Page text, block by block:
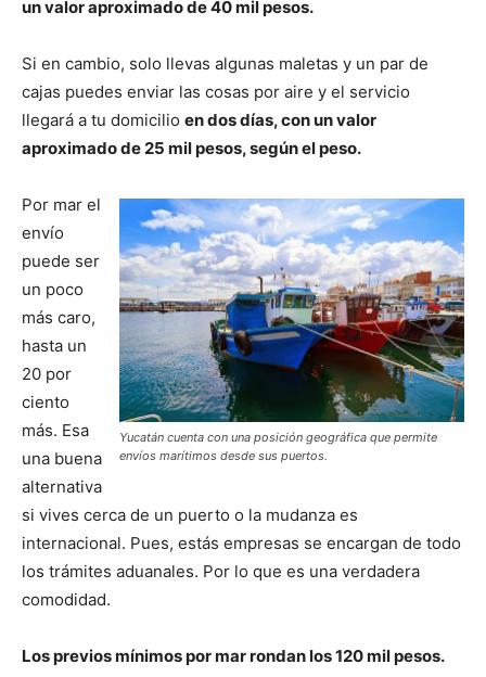
un valor aproximado de 40 mil pesos.
Si en cambio, solo llevas algunas maletas y un par de
cajas puedes enviar las cosas por aire y el servicio
llegará a tu domicilio en dos días, con un valor
aproximado de 25 mil pesos, según el peso.
Yucatán cuenta con una posición geográfica que permite
envíos marítimos desde sus puertos.
Por mar el
envío
puede ser
un poco
más caro,
hasta un
20 por
ciento
más. Esa
una buena
alternativa
si vives cerca de un puerto o la mudanza es
internacional. Pues, estás empresas se encargan de todo
los trámites aduanales. Por lo que es una verdadera
comodidad.
Los previos mínimos por mar rondan los 120 mil pesos.